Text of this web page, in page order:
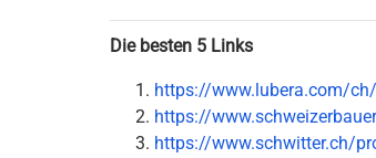
Die besten 5 Links
https://www.lubera.com/
https://
https://www.schwitter.ch/